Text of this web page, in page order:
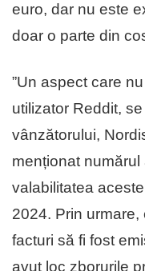
euro, dar nu este
doar o parte din
”Un aspect care
utilizator Reddit,
vânzătorului,
menționat
valabilitatea
2024. Prin
facturi să fi fost
avut loc zborurile